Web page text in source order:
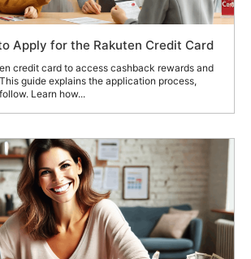
Apply for the Rakuten Credit Card
credit card to access cashback rewards and
guide explains the application process,
Learn how...